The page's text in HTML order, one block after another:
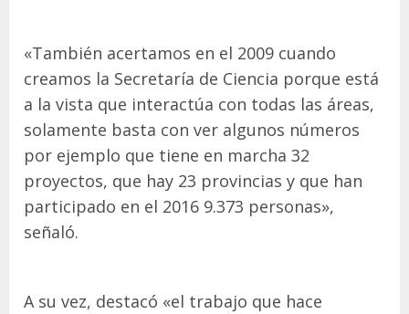
«También acertamos en el 2009 cuando
creamos la Secretaría de Ciencia porque está
a la vista que interactúa con todas las áreas,
solamente basta con ver algunos números
por ejemplo que tiene en marcha 32
proyectos, que hay 23 provincias y que han
participado en el 2016 9.373 personas»,
señaló.
A su vez, destacó «el trabajo que hace